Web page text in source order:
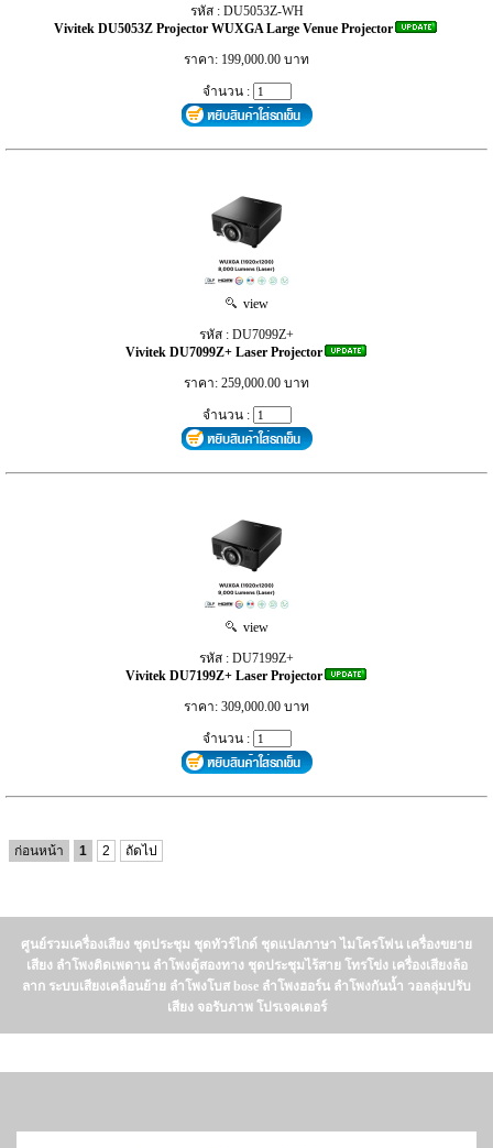
รหัส : DU5053Z-WH
Vivitek DU5053Z Projector WUXGA Large Venue Projector
ราคา: 199,000.00 บาท
จำนวน :
view
รหัส : DU7099Z+
Vivitek DU7099Z+ Laser Projector
ราคา: 259,000.00 บาท
จำนวน :
view
รหัส : DU7199Z+
Vivitek DU7199Z+ Laser Projector
ราคา: 309,000.00 บาท
จำนวน :
ก่อนหน้า 1 2 ถัดไป
ศูนย์รวมเครื่องเสียง ชุดประชุม ชุดทัวร์ไกด์ ชุดแปลภาษา ไมโครโฟน เครื่องขยาย
เสียง ลำโพงติดเพดาน ลำโพงตู้สองทาง ชุดประชุมไร้สาย โทรโข่ง เครื่องเสียงล้อ
ลาก ระบบเสียงเคลื่อนย้าย ลำโพงโบส bose ลำโพงฮอร์น ลำโพงกันน้ำ วอลลุ่มปรับ
เสียง จอรับภาพ โปรเจคเตอร์